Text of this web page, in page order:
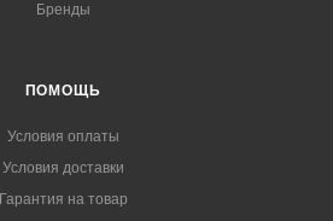
Бренды
ПОМОЩЬ
Условия оплаты
Условия доставки
Гарантия на товар